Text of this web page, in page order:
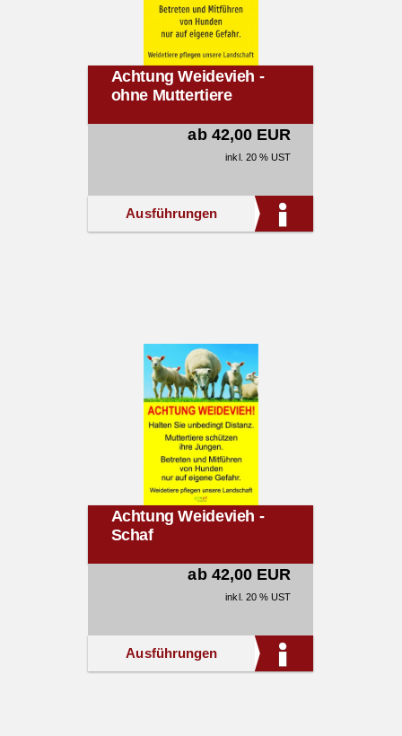
Achtung Weidevieh -
ohne Muttertiere
ab 42,00 EUR
inkl. 20 % UST
Ausführungen
Achtung Weidevieh -
Schaf
ab 42,00 EUR
inkl. 20 % UST
Ausführungen